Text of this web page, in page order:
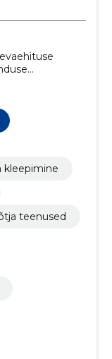
ehitus ja
kleepimine
teenused